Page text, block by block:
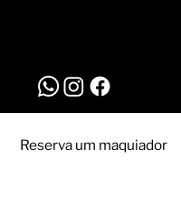
Reserva um maquiador